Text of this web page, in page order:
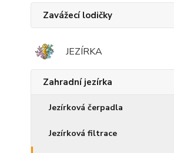
Zavážecí lodičky
JEZÍRKA
Zahradní jezírka
Jezírková čerpadla
Jezírková filtrace